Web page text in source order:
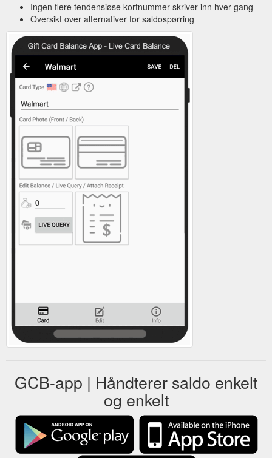
Ingen flere tendensiøse kortnummer skriver inn hver gang
Oversikt over alternativer for saldospørring
GCB-app | Håndterer saldo enkelt
og enkelt